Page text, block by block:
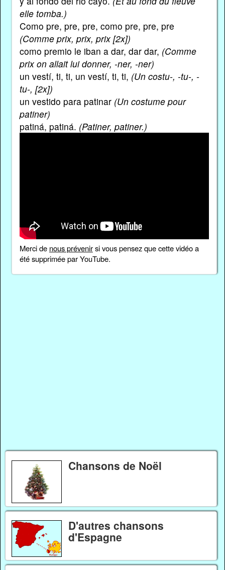
elle tomba.)
Como pre, pre, pre, como pre, pre, pre
(Comme prix, prix, prix [2x])
como premio le iban a dar, dar dar, (Comme
prix on allait lui donner, -ner, -ner)
un vestí, ti, ti, un vestí, ti, ti, (Un costu-, -tu-, -
tu-, [2x])
un vestido para patinar (Un costume pour
patiner)
patiná, patiná. (Patiner, patiner.)
Merci de nous prévenirsi vous pensez que cette vidéo a
été supprimée par YouTube.
Chansons de Noël
D'autres chansons
d'Espagne